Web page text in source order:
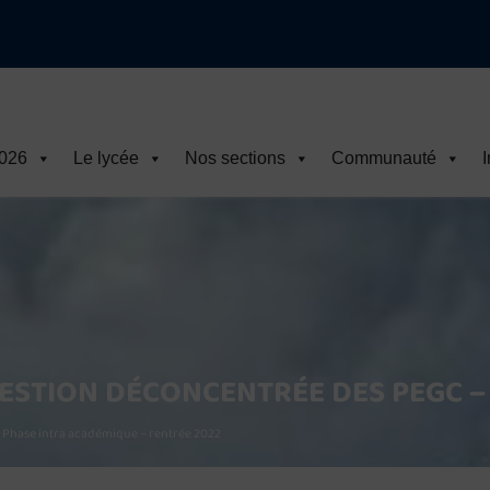
2027
Le lycée Nos sections Communauté
DÉCONCENTRÉE DES